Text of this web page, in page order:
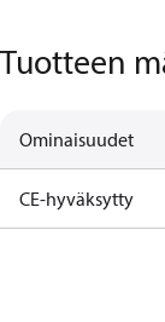
Tuotteen
Ominaisuudet
CE-hyväksytty